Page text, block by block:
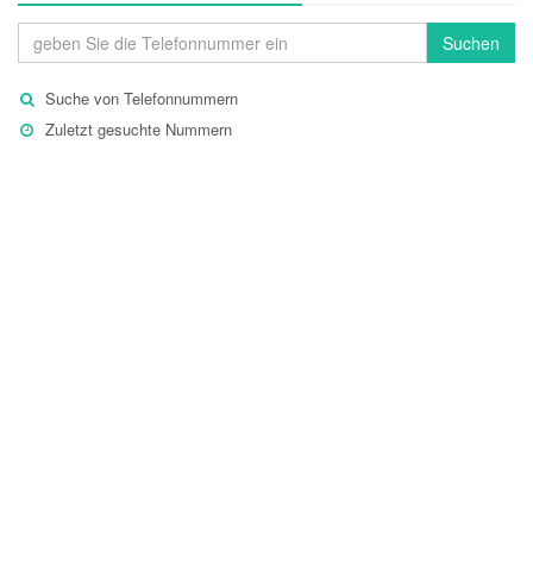
Suchen
Suche von Telefonnummern
Zuletzt gesuchte Nummern